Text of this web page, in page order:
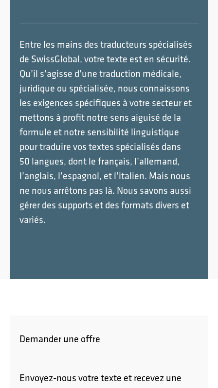
Entre les mains des traducteurs spécialisés
de SwissGlobal, votre texte est en sécurité.
Qu’il s’agisse d’une traduction médicale,
juridique ou spécialisée, nous connaissons
les exigences spécifiques à votre secteur et
mettons à profit notre sens aiguisé de la
formule et notre sensibilité linguistique
pour traduire vos textes spécialisés dans
50 langues, dont le français, l’allemand,
l’anglais, l’espagnol, et l’italien. Mais nous
ne nous arrêtons pas là. Nous savons aussi
gérer des supports et des formats divers et
variés.
Demander une offre
Envoyez-nous votre texte et recevez une